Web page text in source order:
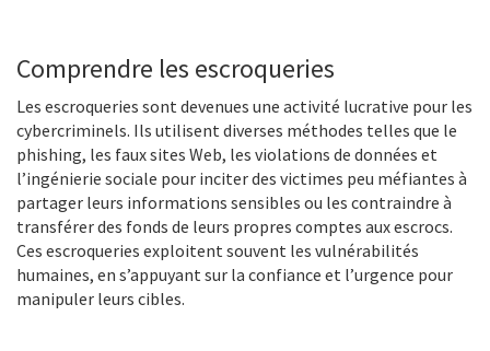
Comprendre les escroqueries
Les escroqueries sont devenues une activité lucrative pour les
cybercriminels. Ils utilisent diverses méthodes telles que le
phishing, les faux sites Web, les violations de données et
l’ingénierie sociale pour inciter des victimes peu méfiantes à
partager leurs informations sensibles ou les contraindre à
transférer des fonds de leurs propres comptes aux escrocs.
Ces escroqueries exploitent souvent les vulnérabilités
humaines, en s’appuyant sur la confiance et l’urgence pour
manipuler leurs cibles.